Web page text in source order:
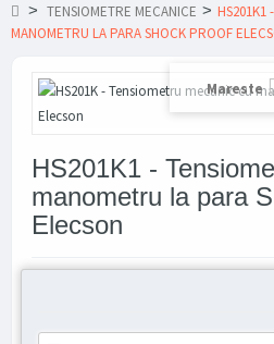
> TENSIOMETRE MECANICE > HS201K1
MANOMETRU LA PARA SHOCK PROOF
Mareste
HS201K1 -
manometru la para
Elecson